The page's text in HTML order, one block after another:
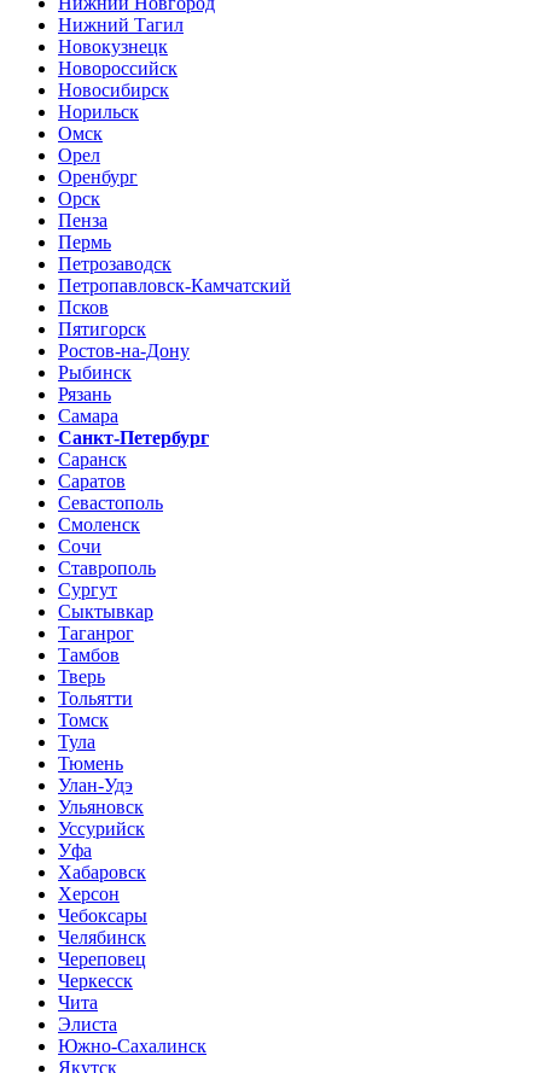
Нижний Тагил
Новокузнецк
Новороссийск
Новосибирск
Норильск
Омск
Орел
Оренбург
Орск
Пенза
Пермь
Петрозаводск
Петропавловск-Камчатский
Псков
Пятигорск
Ростов-на-Дону
Рыбинск
Рязань
Самара
Санкт-Петербург
Саранск
Саратов
Севастополь
Смоленск
Сочи
Ставрополь
Сургут
Сыктывкар
Таганрог
Тамбов
Тверь
Тольятти
Томск
Тула
Тюмень
Улан-Удэ
Ульяновск
Уссурийск
Уфа
Хабаровск
Херсон
Чебоксары
Челябинск
Череповец
Черкесск
Чита
Элиста
Южно-Сахалинск
Якутск